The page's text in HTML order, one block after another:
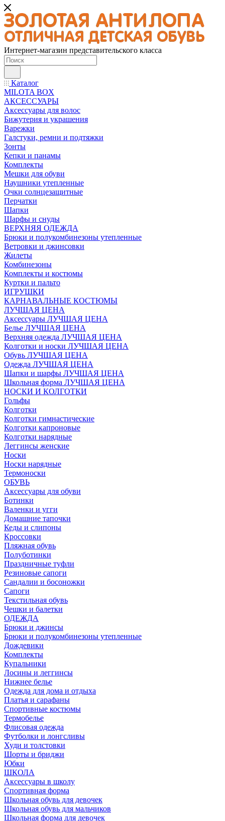
Интернет-магазин представительского класса
Каталог
MILOTA BOX
АКСЕССУАРЫ
Аксессуары для волос
Бижутерия и украшения
Варежки
Галстуки, ремни и подтяжки
Зонты
Кепки и панамы
Комплекты
Мешки для обуви
Наушники утепленные
Очки солнцезащитные
Перчатки
Шапки
Шарфы и снуды
ВЕРХНЯЯ ОДЕЖДА
Брюки и полукомбинезоны утепленные
Ветровки и джинсовки
Жилеты
Комбинезоны
Комплекты и костюмы
Куртки и пальто
ИГРУШКИ
КАРНАВАЛЬНЫЕ КОСТЮМЫ
ЛУЧШАЯ ЦЕНА
Аксессуары ЛУЧШАЯ ЦЕНА
Белье ЛУЧШАЯ ЦЕНА
Верхняя одежда ЛУЧШАЯ ЦЕНА
Колготки и носки ЛУЧШАЯ ЦЕНА
Обувь ЛУЧШАЯ ЦЕНА
Одежда ЛУЧШАЯ ЦЕНА
Шапки и шарфы ЛУЧШАЯ ЦЕНА
Школьная форма ЛУЧШАЯ ЦЕНА
НОСКИ И КОЛГОТКИ
Гольфы
Колготки
Колготки гимнастические
Колготки капроновые
Колготки нарядные
Леггинсы женские
Носки
Носки нарядные
Термоноски
ОБУВЬ
Аксессуары для обуви
Ботинки
Валенки и угги
Домашние тапочки
Кеды и слипоны
Кроссовки
Пляжная обувь
Полуботинки
Праздничные туфли
Резиновые сапоги
Сандалии и босоножки
Сапоги
Текстильная обувь
Чешки и балетки
ОДЕЖДА
Брюки и джинсы
Брюки и полукомбинезоны утепленные
Дождевики
Комплекты
Купальники
Лосины и леггинсы
Нижнее белье
Одежда для дома и отдыха
Платья и сарафаны
Спортивные костюмы
Термобелье
Флисовая одежда
Футболки и лонгсливы
Худи и толстовки
Шорты и бриджи
Юбки
ШКОЛА
Аксессуары в школу
Спортивная форма
Школьная обувь для девочек
Школьная обувь для мальчиков
Школьная форма для девочек